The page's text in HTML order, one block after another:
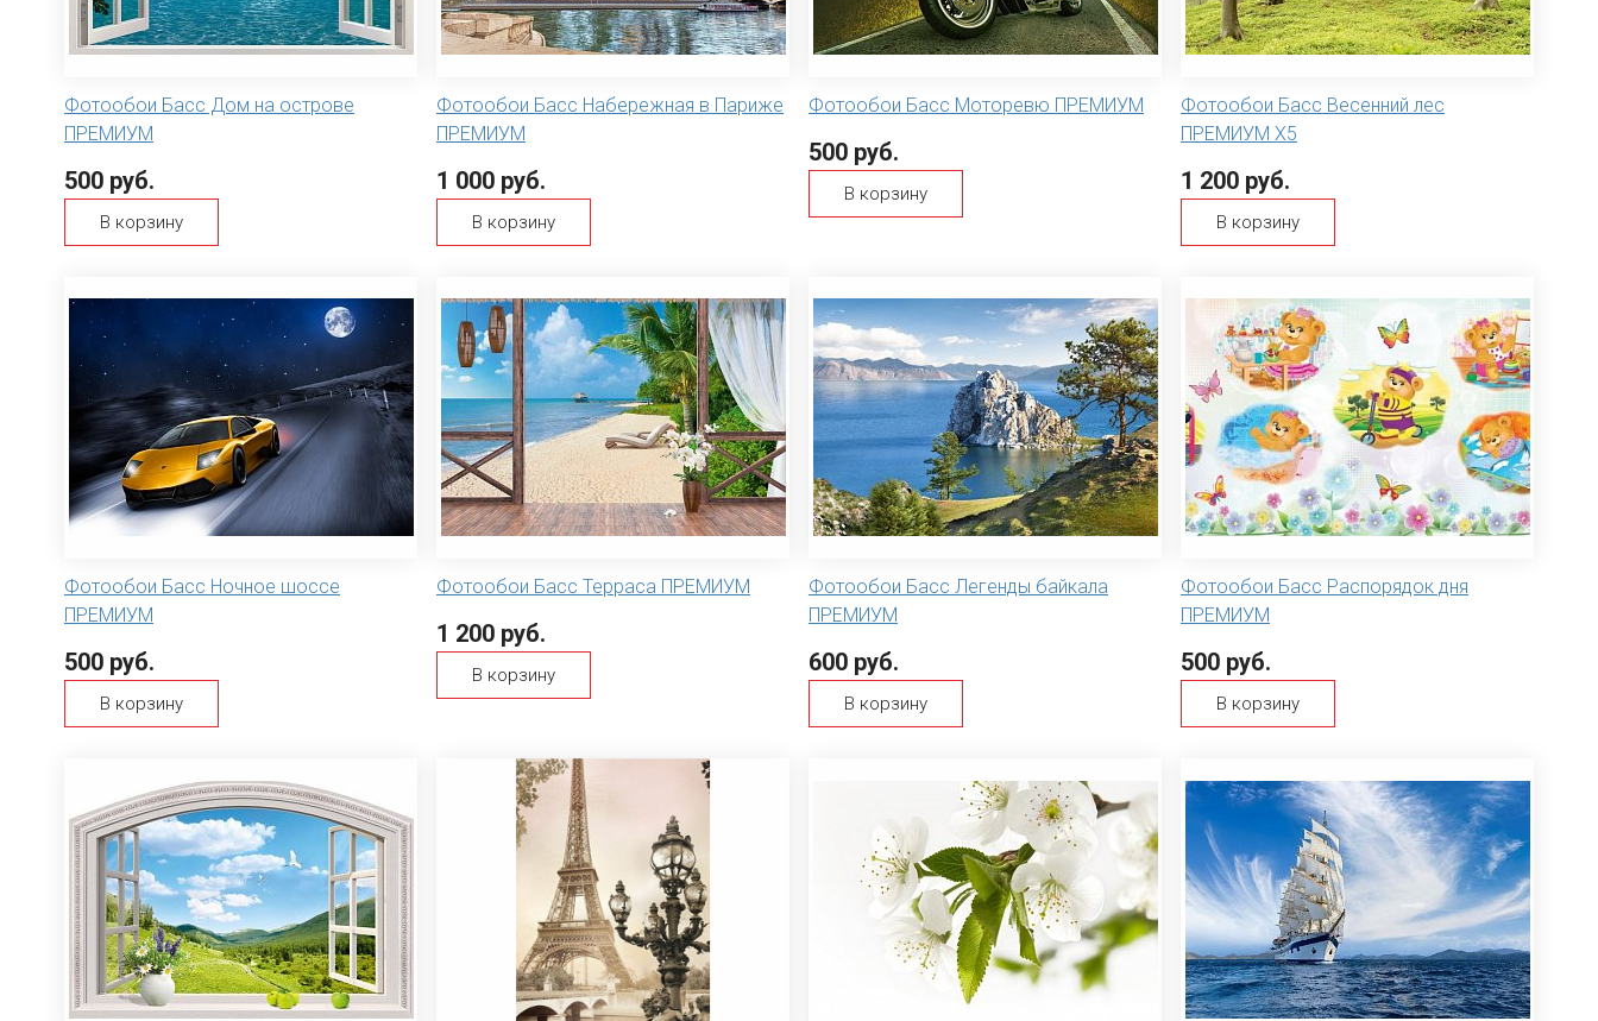
Фотообои Басс Дом на острове
ПРЕМИУМ
500 руб.
В корзину
Фотообои Басс Набережная в Париже
ПРЕМИУМ
1 000 руб.
В корзину
Фотообои Басс Моторевю ПРЕМИУМ
500 руб.
В корзину
Фотообои Басс Весенний лес
ПРЕМИУМ Х5
1 200 руб.
В корзину
Фотообои Басс Ночное шоссе
ПРЕМИУМ
500 руб.
В корзину
Фотообои Басс Терраса ПРЕМИУМ
1 200 руб.
В корзину
Фотообои Басс Легенды байкала
ПРЕМИУМ
600 руб.
В корзину
Фотообои Басс Распорядок дня
ПРЕМИУМ
500 руб.
В корзину